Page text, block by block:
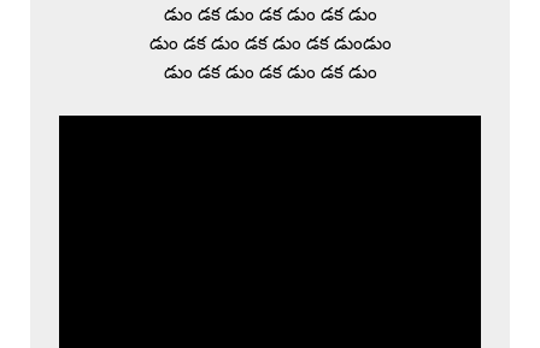
డుం డక డుం డక డుం డక డుం
డుం డక డుం డక డుం డక డుండుం
డుం డక డుం డక డుం డక డుం